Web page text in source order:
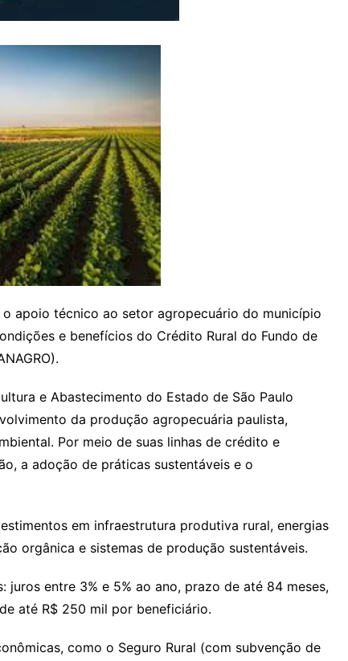
apoio técnico ao setor agropecuário do município
e benefícios do Crédito Rural do Fundo de
e Abastecimento do Estado de São Paulo
da produção agropecuária paulista,
Por meio de suas linhas de crédito e
a adoção de práticas sustentáveis e o
em infraestrutura produtiva rural, energias
orgânica e sistemas de produção sustentáveis.
entre 3% e 5% ao ano, prazo de até 84 meses,
até R$ 250 mil por beneficiário.
como o Seguro Rural (com subvenção de